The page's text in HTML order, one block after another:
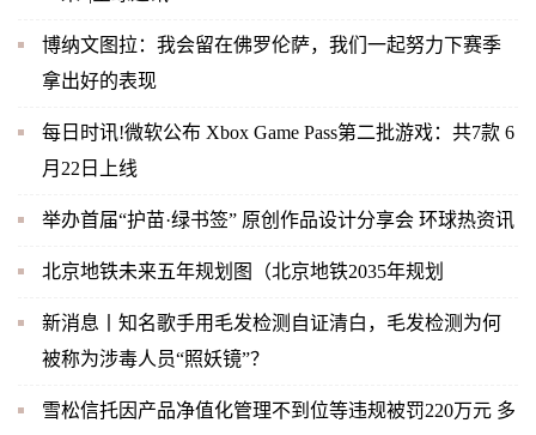
博纳文图拉：我会留在佛罗伦萨，我们一起努力下赛季
拿出好的表现
每日时讯!微软公布 Xbox Game Pass第二批游戏：共7款 6
月22日上线
举办首届“护苗·绿书签” 原创作品设计分享会 环球热资讯
北京地铁未来五年规划图（北京地铁2035年规划
新消息丨知名歌手用毛发检测自证清白，毛发检测为何
被称为涉毒人员“照妖镜”？
雪松信托因产品净值化管理不到位等违规被罚220万元 多